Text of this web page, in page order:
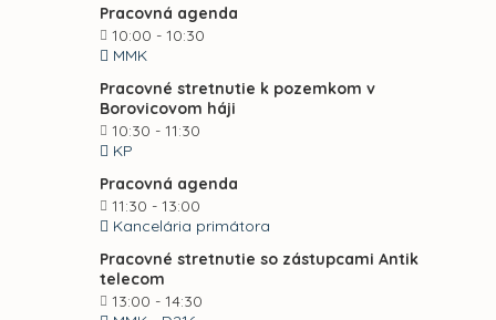
Pracovná agenda
10:00 - 10:30
MMK
Pracovné stretnutie k pozemkom v
Borovicovom háji
10:30 - 11:30
KP
Pracovná agenda
11:30 - 13:00
Kancelária primátora
Pracovné stretnutie so zástupcami Antik
telecom
13:00 - 14:30